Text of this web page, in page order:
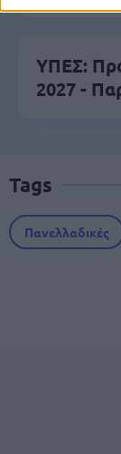
ΥΠΕΣ:
2027 -
Tags
Πανελλαδικές